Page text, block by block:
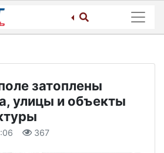
затоплены
улицы и объекты
367